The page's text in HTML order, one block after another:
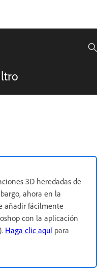
3D heredadas de
ahora en la
añadir fácilmente
con la aplicación
Haga clic aquí para